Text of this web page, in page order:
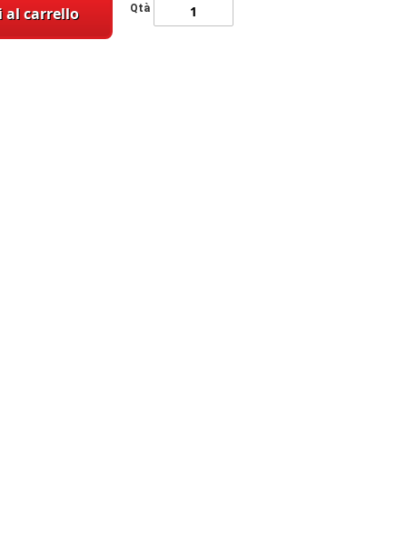
Qtà
al carrello